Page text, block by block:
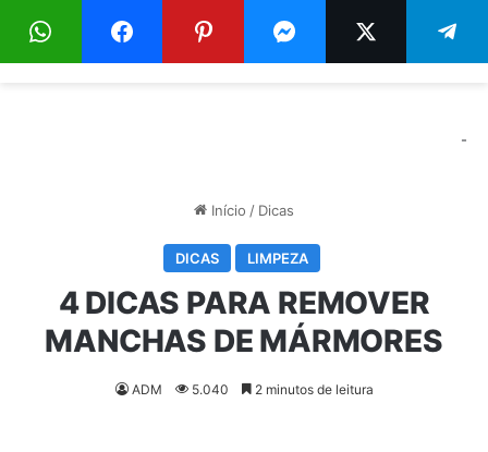
Menu
-
Início / Dicas
DICAS LIMPEZA
4 DICAS PARA REMOVER
MANCHAS DE MÁRMORES
ADM 5.040 2 minutos de leitura